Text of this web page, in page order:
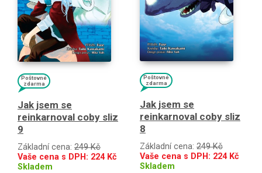
Poštovné
zdarma
Jak jsem se
reinkarnoval coby sliz
9
Základní cena: 249 Kč
Vaše cena s DPH: 224Kč
Skladem
Poštovné
zdarma
Jak jsem se
reinkarnoval coby sliz
8
Základní cena: 249 Kč
Vaše cena s DPH: 224Kč
Skladem